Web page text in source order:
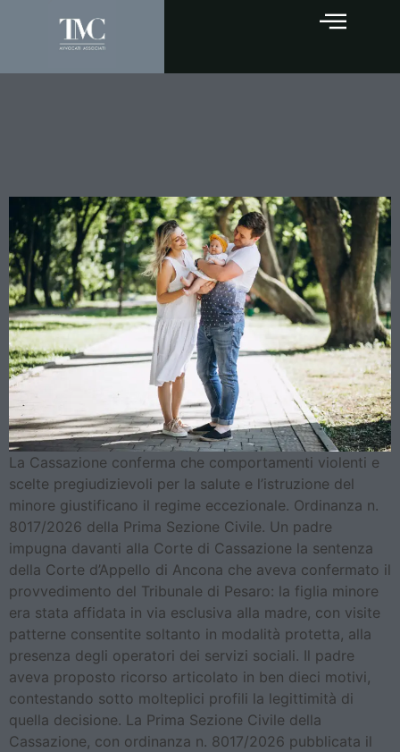
La Cassazione conferma che comportamenti violenti e
scelte pregiudizievoli per la salute e l’istruzione del
minore giustificano il regime eccezionale. Ordinanza n.
8017/2026 della Prima Sezione Civile. Un padre
impugna davanti alla Corte di Cassazione la sentenza
della Corte d’Appello di Ancona che aveva confermato il
provvedimento del Tribunale di Pesaro: la figlia minore
era stata affidata in via esclusiva alla madre, con visite
patterne consentite soltanto in modalità protetta, alla
presenza degli operatori dei servizi sociali. Il padre
aveva proposto ricorso articolato in ben dieci motivi,
contestando sotto molteplici profili la legittimità di
quella decisione. La Prima Sezione Civile della
Cassazione, con ordinanza n. 8017/2026 pubblicata il